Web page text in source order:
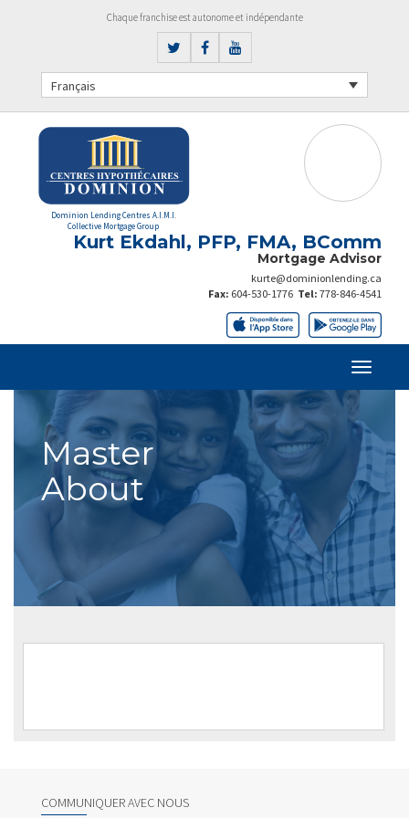
Chaque franchise est autonome et indépendante
Français
Dominion Lending Centres A.I.M.I.
Collective Mortgage Group
Kurt Ekdahl, PFP, FMA, BComm
Mortgage Advisor
kurte@dominionlending.ca
Tel: 778-846-4541
Fax: 604-530-1776
Master
About
COMMUNIQUER AVEC NOUS